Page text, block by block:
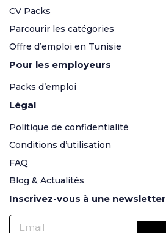
CV Packs
Parcourir les catégories
Offre d’emploi en Tunisie
Pour les employeurs
Packs d’emploi
Légal
Politique de confidentialité
Conditions d’utilisation
FAQ
Blog & Actualités
Inscrivez-vous à une newsletter